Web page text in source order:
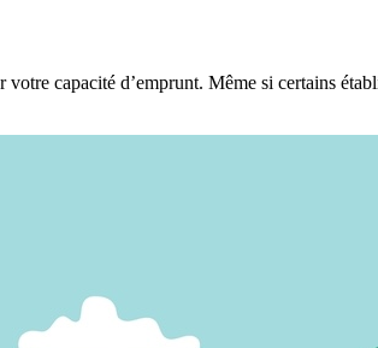
capacité d’emprunt. Même si certains